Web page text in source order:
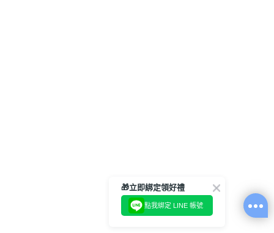
🎁立即綁定領好禮
點我綁定 LINE 帳號